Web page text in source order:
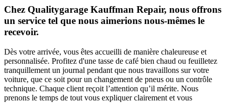
Chez Qualitygarage Kauffman Repair, nous offrons
un service tel que nous aimerions nous-mêmes le
recevoir.
Dès votre arrivée, vous êtes accueilli de manière chaleureuse et
personnalisée. Profitez d'une tasse de café bien chaud ou feuilletez
tranquillement un journal pendant que nous travaillons sur votre
voiture, que ce soit pour un changement de pneus ou un contrôle
technique. Chaque client reçoit l’attention qu’il mérite. Nous
prenons le temps de tout vous expliquer clairement et vous